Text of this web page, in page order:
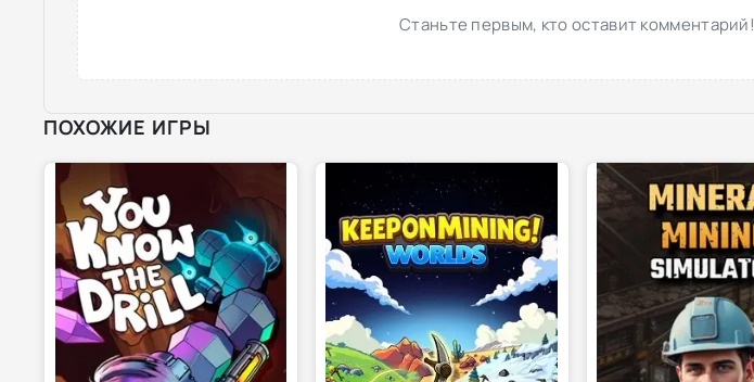
Станьте первым, кто оставит комментарий!
ПОХОЖИЕ ИГРЫ